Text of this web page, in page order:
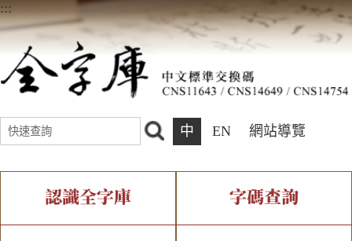
:::
中 EN 網站導覽
認識全字庫 字碼查詢